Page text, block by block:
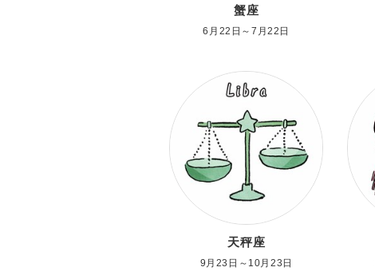
蟹座
6月22日～7月22日
天秤座
9月23日～10月23日